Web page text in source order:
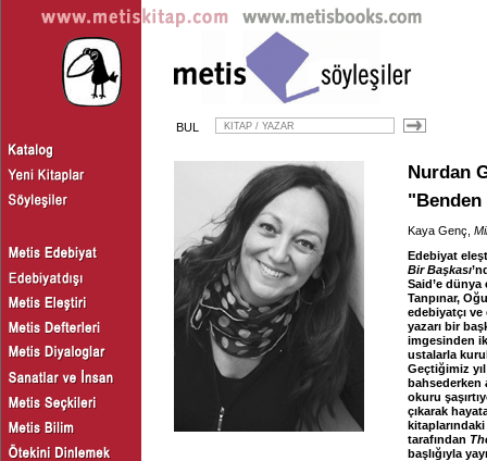
BUL
Nurdan
"Benden
Kaya Genç,
Edebiyat
Bir Başkası
Said’e dünya
Tanpınar,
edebiyatçı
yazarı bir
imgesinden
ustalarla
Geçtiğimiz
bahsederken
okuru
çıkarak
tarafından
başlığıyla